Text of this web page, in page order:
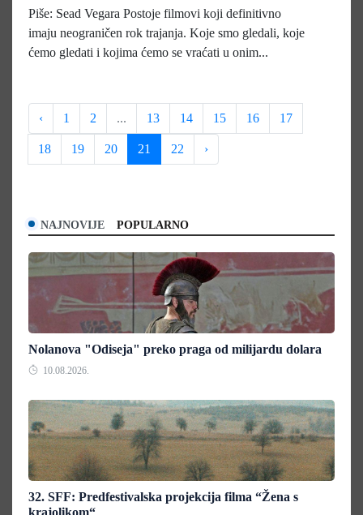
Piše: Sead Vegara Postoje filmovi koji definitivno
imaju neograničen rok trajanja. Koje smo gledali, koje
ćemo gledati i kojima ćemo se vraćati u onim...
‹ 1 2 ... 13 14 15 16 17
18 19 20 21 22 ›
NAJNOVIJE POPULARNO
Nolanova "Odiseja" preko praga od milijardu dolara
10.08.2026.
32. SFF: Predfestivalska projekcija filma “Žena s
krajolikom“